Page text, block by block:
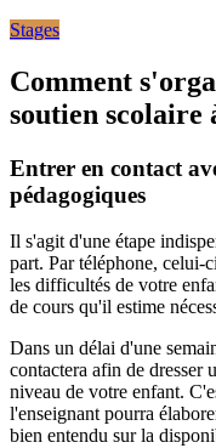
Stages
Comment
soutien scolaire
Entrer en contact
pédagogiques
Il s'agit d'une étape
part. Par téléphone, celui-
les difficultés de votre
de cours qu'il estime
Dans un délai d'une
contactera afin de dresser
niveau de votre enfant.
l'enseignant pourra
bien entendu sur la